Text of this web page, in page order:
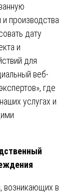
производства
дату
и
для
веб-
где
услугах и
возникающих в